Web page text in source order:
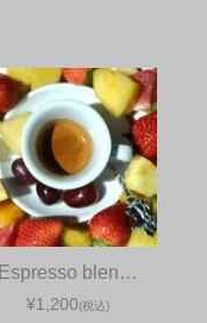
Espresso blen…
¥1,200(税込)